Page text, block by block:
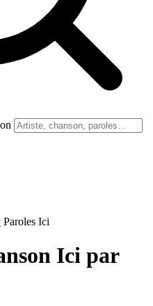
Paroles Ici
Ici par